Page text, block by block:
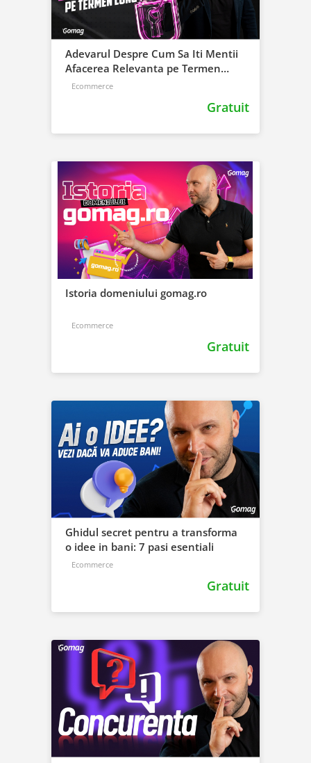
Adevarul Despre Cum Sa Iti Mentii
Afacerea Relevanta pe Termen
Lung!
Ecommerce
Gratuit
Istoria domeniului gomag.ro
Ecommerce
Gratuit
Ghidul secret pentru a transforma
o idee in bani: 7 pasi esentiali
Ecommerce
Gratuit